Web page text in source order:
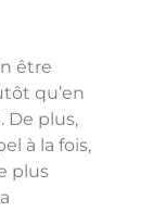
être
qu’en
De plus,
à la fois,
plus